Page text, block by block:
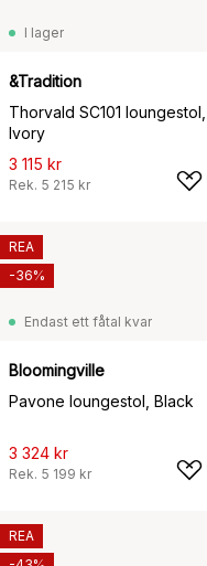
I lager
&Tradition
Thorvald SC101 loungestol,
Ivory
3 115 kr
Rek. 5 215 kr
Endast ett fåtal kvar
Bloomingville
Pavone loungestol, Black
3 324 kr
Rek. 5 199 kr
REA
-36%
REA